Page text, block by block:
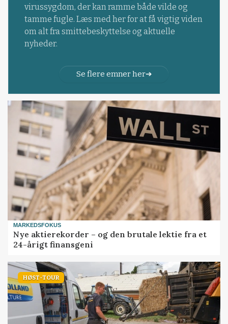
virussygdom, der kan ramme både vilde og
tamme fugle. Læs med her for at få vigtig viden
om alt fra smittebeskyttelse og aktuelle
nyheder.
Se flere emner her
MARKEDSFOKUS
Nye aktierekorder – og den brutale lektie fra et
24-årigt finansgeni
HØST-TOUR